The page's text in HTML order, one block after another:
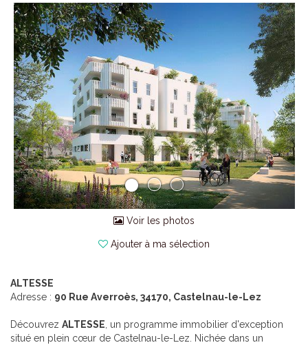
Précédent
Voir les photos
Ajouter à ma sélection
ALTESSE
Adresse : 90 Rue Averroès, 34170, Castelnau-le-Lez
Découvrez ALTESSE, un programme immobilier d'exception
situé en plein cœur de Castelnau-le-Lez. Nichée dans un